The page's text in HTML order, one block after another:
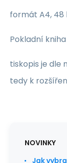
formát A4, 48
Pokladní kniha
tiskopis je dle
tedy k
NOVINKY
Jak